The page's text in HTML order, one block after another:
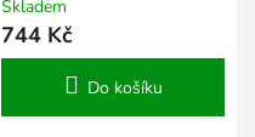
Skladem
744 Kč
Do košíku